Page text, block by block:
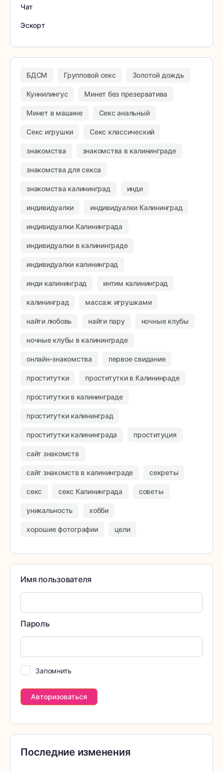
Чат
Эскорт
БДСМ Групповой секс Золотой дождь
Куннилингус Минет без презерватива
Минет в машине Секс анальный
Секс игрушки Секс классический
знакомства знакомства в калининграде
знакомства для секса
знакомства калининград инди
индивидуалки индивидуалки Калининград
индивидуалки Калининграда
индивидуалки в калининграде
индивидуалки калининград
инди калининград интим калининград
калининград массаж игрушками
найти любовь найти пару ночные клубы
ночные клубы в калининграде
онлайн-знакомства первое свидание
проститутки проститутки в Калининраде
проститутки в калининграде
проститутки калининград
проститутки калининграда проституция
сайт знакомств
сайт знакомств в калининграде секреты
секс секс Калининграда советы
уникальность хобби
хорошие фотографии цели
Имя пользователя
Пароль
Запомнить
Последние изменения